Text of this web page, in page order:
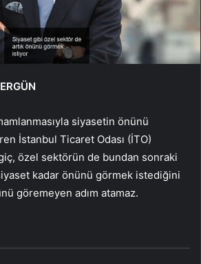
siyasetin önünü
İstanbul Ticaret Odası (İTO)
özel sektörün de bundan sonraki
kadar önünü görmek istediğini
göremeyen adım atamaz.